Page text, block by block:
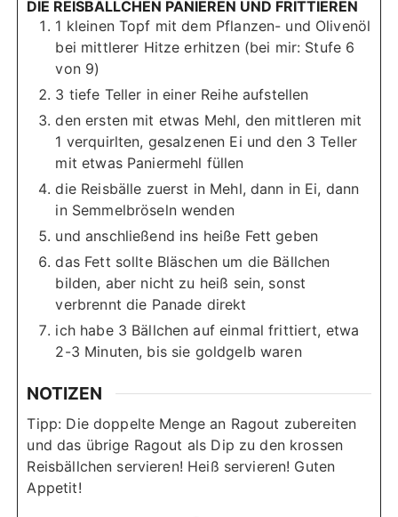
DIE REISBÄLLCHEN PANIEREN UND FRITTIEREN
1 kleinen Topf mit dem Pflanzen- und Olivenöl
bei mittlerer Hitze erhitzen (bei mir: Stufe 6
von 9)
3 tiefe Teller in einer Reihe aufstellen
den ersten mit etwas Mehl, den mittleren mit
1 verquirlten, gesalzenen Ei und den 3 Teller
mit etwas Paniermehl füllen
die Reisbälle zuerst in Mehl, dann in Ei, dann
in Semmelbröseln wenden
und anschließend ins heiße Fett geben
das Fett sollte Bläschen um die Bällchen
bilden, aber nicht zu heiß sein, sonst
verbrennt die Panade direkt
ich habe 3 Bällchen auf einmal frittiert, etwa
2-3 Minuten, bis sie goldgelb waren
NOTIZEN
Tipp: Die doppelte Menge an Ragout zubereiten
und das übrige Ragout als Dip zu den krossen
Reisbällchen servieren! Heiß servieren! Guten
Appetit!